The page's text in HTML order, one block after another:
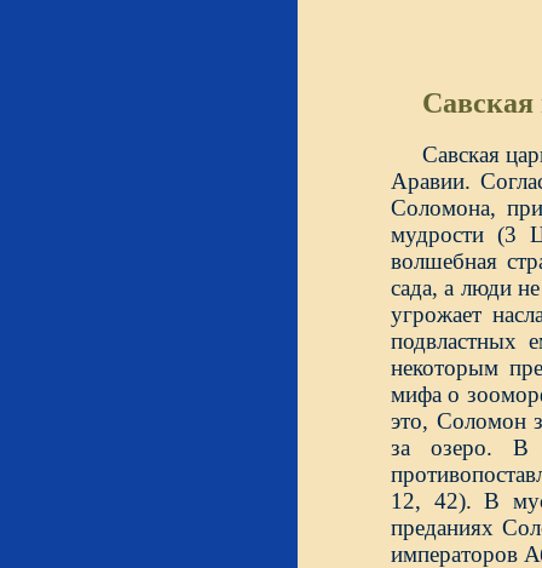
Савская
Савская
Аравии.
Соломона,
мудрости (3
волшебная
сада, а люди
угрожает
некоторым
мифа о
это, Соломон
за озеро. В
12, 42). В
преданиях
императоров